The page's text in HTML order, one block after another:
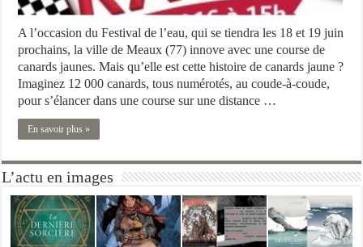
A l’occasion du Festival de l’eau, qui se tiendra les 18 et 19 juin
prochains, la ville de Meaux (77) innove avec une course de
canards jaunes. Mais qu’elle est cette histoire de canards jaune ?
Imaginez 12 000 canards, tous numérotés, au coude-à-coude,
pour s’élancer dans une course sur une distance …
En savoir plus »
L’actu en images